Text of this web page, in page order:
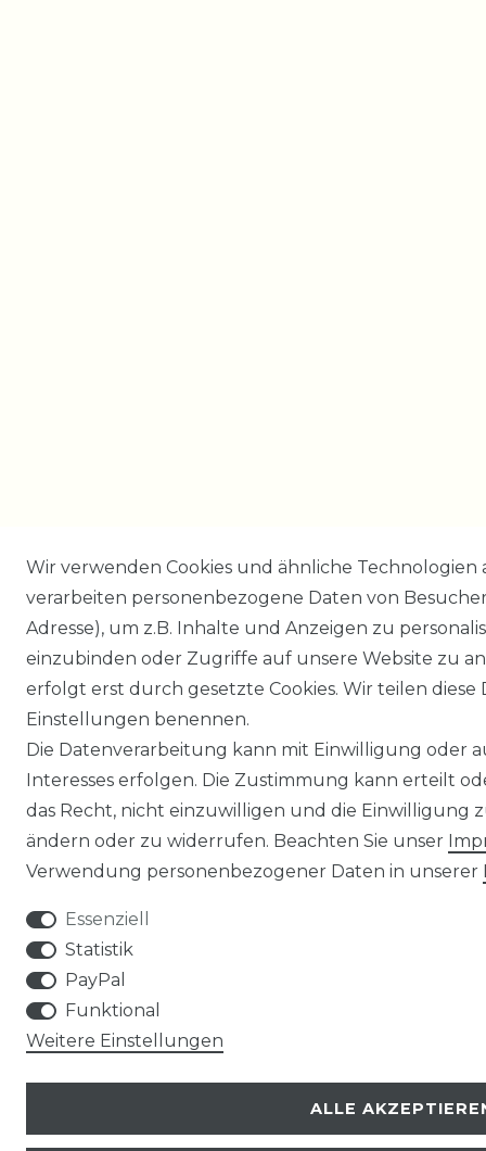
Wir verwenden Cookies und ähnliche
verarbeiten personenbezogene Daten von
Adresse), um z.B. Inhalte und Anzeigen zu
einzubinden oder Zugriffe auf unsere Website zu
erfolgt erst durch gesetzte Cookies. Wir teilen
Einstellungen benennen.
Die Datenverarbeitung kann mit Einwilligung oder
Interesses erfolgen. Die Zustimmung kann erteilt
das Recht, nicht einzuwilligen und die Einwilligung
ändern oder zu widerrufen. Beachten Sie unser
Verwendung personenbezogener Daten in unserer
Essenziell
Statistik
PayPal
Funktional
Weitere Einstellungen
ALLE